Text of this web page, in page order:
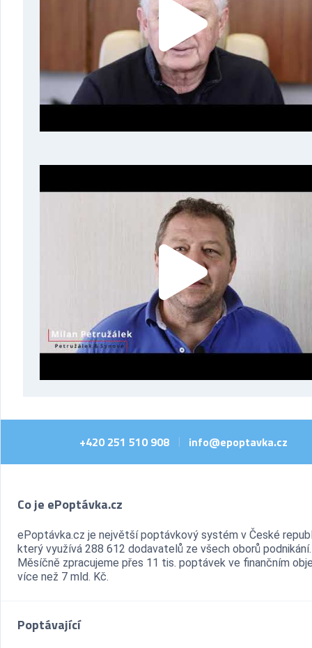
+420 251 510 908 info@epoptavka.cz
Co je ePoptávka.cz
ePoptávka.cz je největší poptávkový systém v České
který využívá 288 612 dodavatelů ze všech oborů podnikání.
Měsíčně zpracujeme přes 11 tis. poptávek ve finančním
více než 7 mld. Kč.
Poptávající